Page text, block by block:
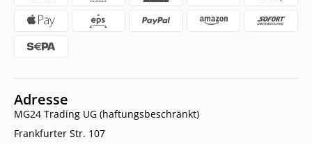
Adresse
MG24 Trading UG (haftungsbeschränkt)
Frankfurter Str. 107